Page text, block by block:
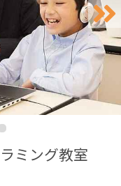
ミング教室